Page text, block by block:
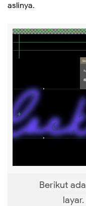
aslinya.
Berikut
layar.